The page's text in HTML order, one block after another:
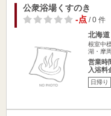
公衆浴場くすのき
-点/ 0 件
北海
根室中
湖・摩
営業時
入浴料
日帰り